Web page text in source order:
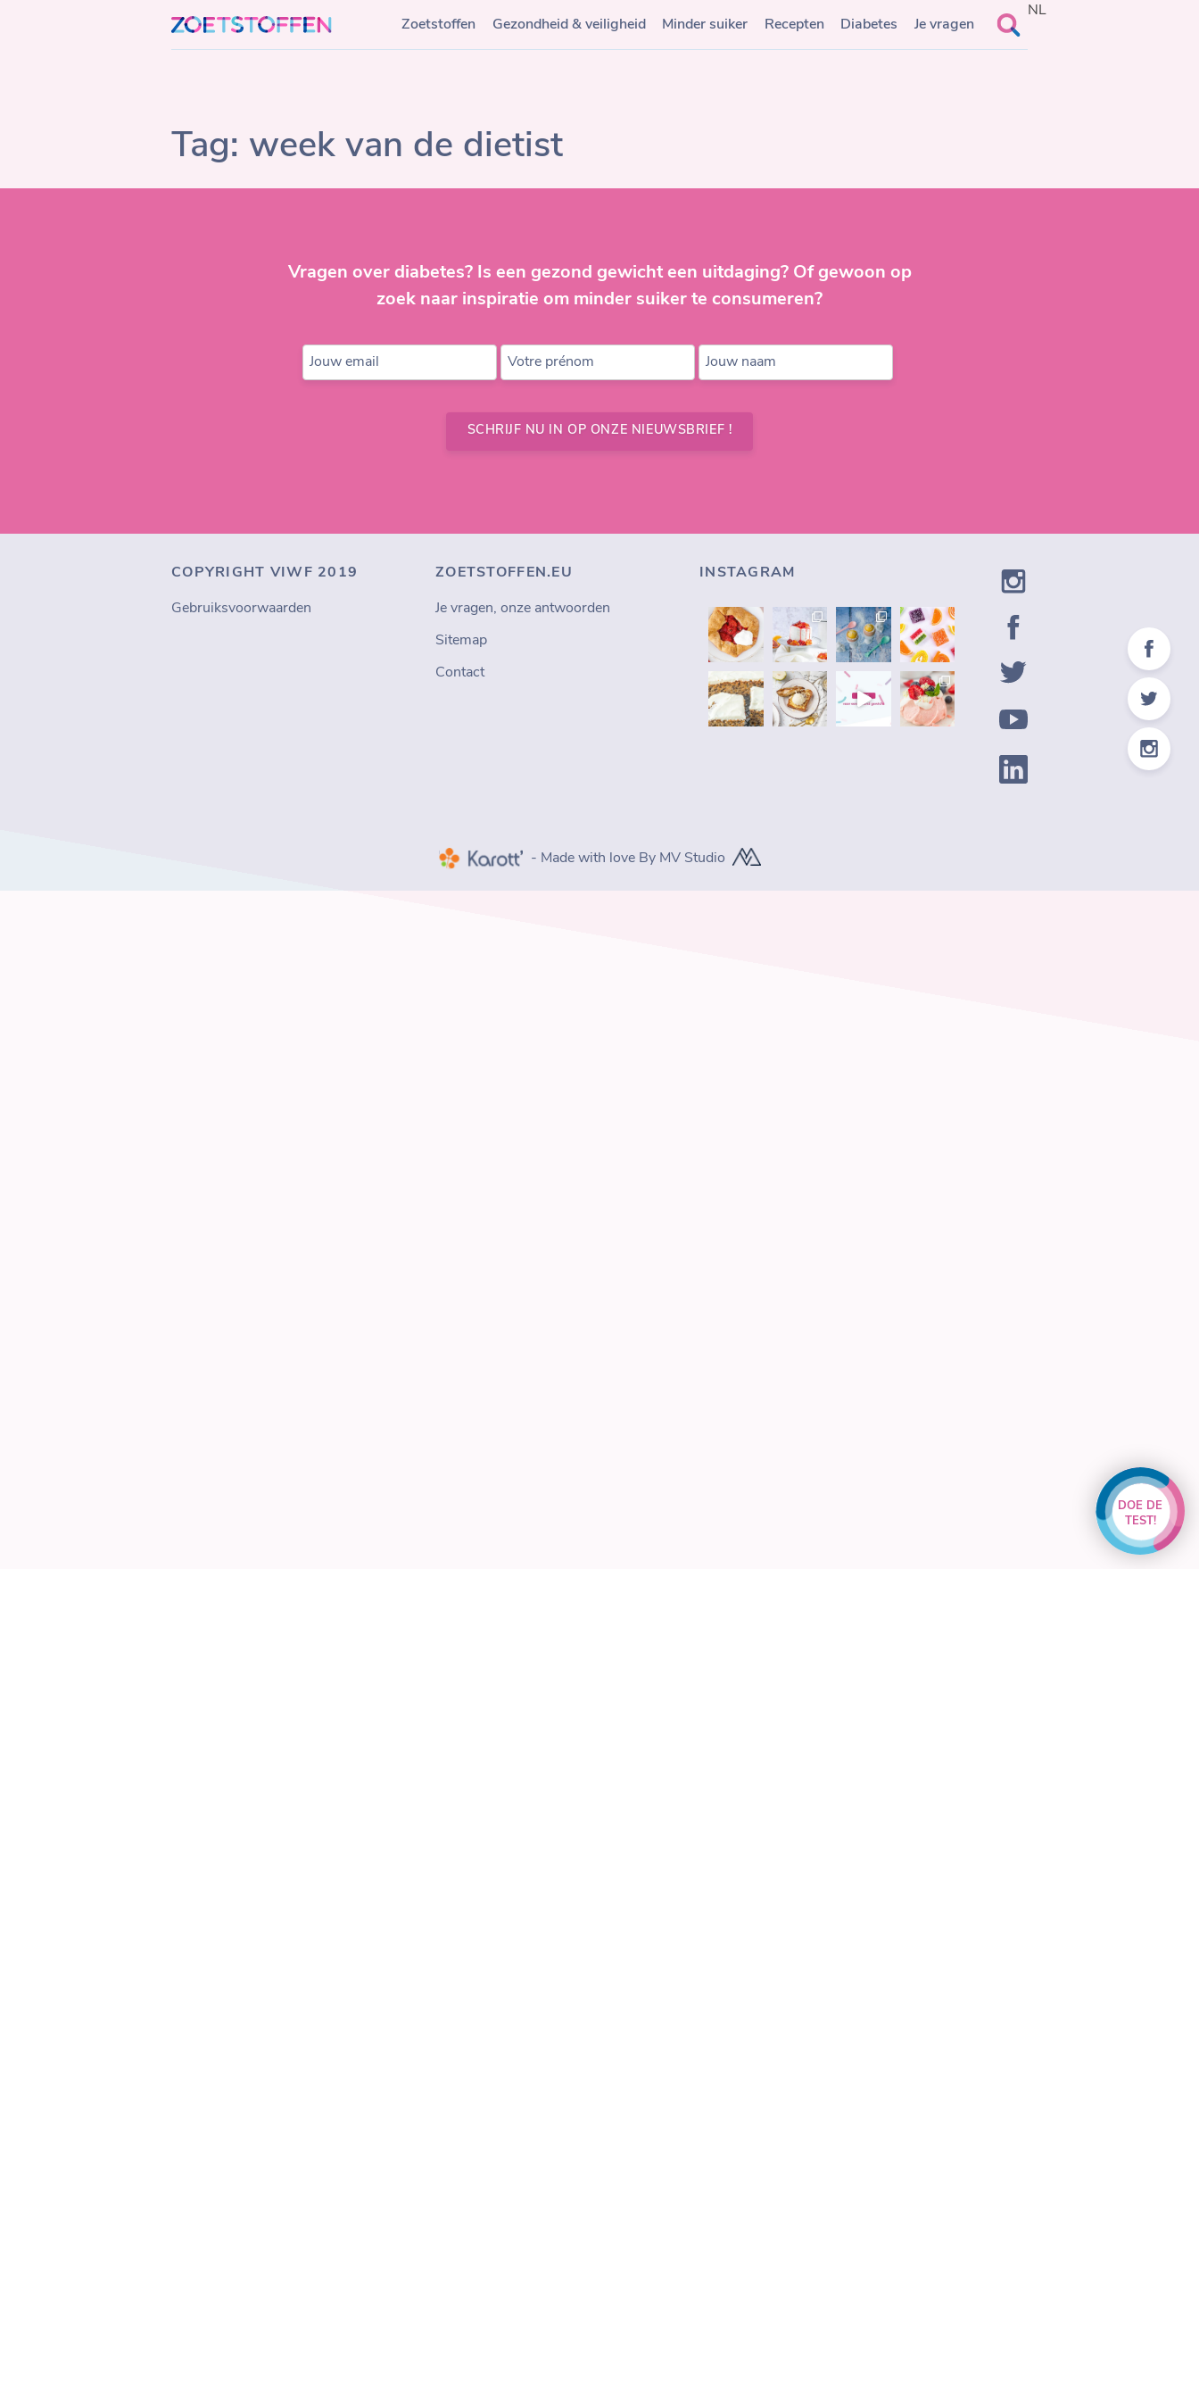
to
content
Zoetstoffen Gezondheid & veiligheid Minder suiker Recepten Diabetes Je vragen
Search
for:
NL
DOE DE
TEST!
Tag: week van de dietist
Vragen over diabetes? Is een gezond gewicht een uitdaging? Of gewoon op
zoek naar inspiratie om minder suiker te consumeren?
Jouw email Votre prénom Jouw naam
SCHRIJF NU IN OP ONZE NIEUWSBRIEF !
COPYRIGHT VIWF 2019
Gebruiksvoorwaarden
ZOETSTOFFEN.EU
Je vragen, onze antwoorden
Sitemap
Contact
INSTAGRAM
- Made with love By MV Studio